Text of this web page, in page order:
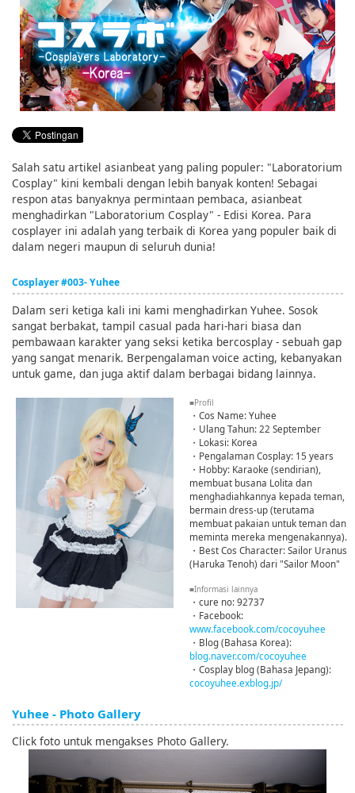
English
ภาษาไทย
tiéng Viêt
Salah satu artikel asianbeat yang paling populer: "Laboratorium
Cosplay" kini kembali dengan lebih banyak konten! Sebagai
respon atas banyaknya permintaan pembaca, asianbeat
menghadirkan "Laboratorium Cosplay" - Edisi Korea. Para
cosplayer ini adalah yang terbaik di Korea yang populer baik di
dalam negeri maupun di seluruh dunia!
Cosplayer #003- Yuhee
Dalam seri ketiga kali ini kami menghadirkan Yuhee. Sosok
sangat berbakat, tampil casual pada hari-hari biasa dan
pembawaan karakter yang seksi ketika bercosplay - sebuah gap
yang sangat menarik. Berpengalaman voice acting, kebanyakan
untuk game, dan juga aktif dalam berbagai bidang lainnya.
■Profil
・Cos Name: Yuhee
・Ulang Tahun: 22 September
・Lokasi: Korea
・Pengalaman Cosplay: 15 years
・Hobby: Karaoke (sendirian),
membuat busana Lolita dan
menghadiahkannya kepada teman,
bermain dress-up (terutama
membuat pakaian untuk teman dan
meminta mereka mengenakannya).
・Best Cos Character: Sailor Uranus
(Haruka Tenoh) dari "Sailor Moon"
■Informasi lainnya
・cure no: 92737
・Facebook:
www.facebook.com/cocoyuhee
・Blog (Bahasa Korea):
blog.naver.com/cocoyuhee
・Cosplay blog (Bahasa Jepang):
cocoyuhee.exblog.jp/
Yuhee - Photo Gallery
Click foto untuk mengakses Photo Gallery.